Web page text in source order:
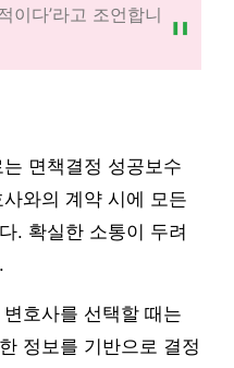
이다’라고 조언합니
면책결정 성공보수
와의 계약 시에 모든
. 확실한 소통이 두려
호사를 선택할 때는
정보를 기반으로 결정